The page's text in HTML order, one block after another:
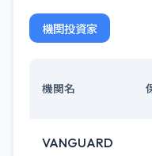
機関投資家
機関名
VANGUARD